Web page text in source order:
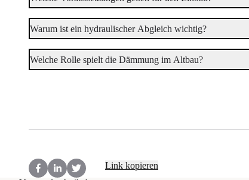
Warum ist ein hydraulischer Abgleich wichtig?
Welche Rolle spielt die Dämmung im Altbau?
Link kopieren